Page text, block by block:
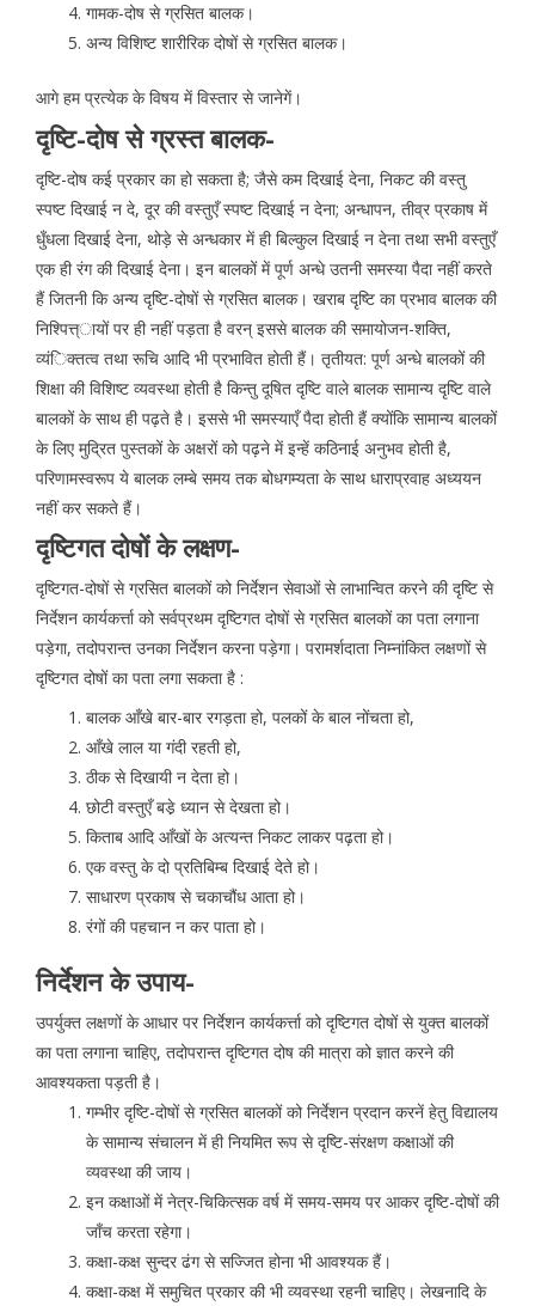
गामक-दोष से ग्रसित बालक।
अन्य विशिष्ट शारीरिक दोषों से ग्रसित बालक।
आगे हम प्रत्येक के विषय में विस्तार से जानेगें।
दृष्टि-दोष से ग्रस्त बालक-
दृष्टि-दोष कई प्रकार का हो सकता है; जैसे कम दिखाई देना, निकट की वस्तु
स्पष्ट दिखाई न दे, दूर की वस्तुएँ स्पष्ट दिखाई न देना; अन्धापन, तीव्र प्रकाष में
धुँधला दिखाई देना, थोड़े से अन्धकार में ही बिल्कुल दिखाई न देना तथा सभी वस्तुएँ
एक ही रंग की दिखाई देना। इन बालकों में पूर्ण अन्धे उतनी समस्या पैदा नहीं करते
हैं जितनी कि अन्य दृष्टि-दोषों से ग्रसित बालक। खराब दृष्टि का प्रभाव बालक की
निश्पित्त्ायों पर ही नहीं पड़ता है वरन् इससे बालक की समायोजन-शक्ति,
व्यंिक्तत्व तथा रूचि आदि भी प्रभावित होती हैं। तृतीयत: पूर्ण अन्धे बालकों की
शिक्षा की विशिष्ट व्यवस्था होती है किन्तु दूषित दृष्टि वाले बालक सामान्य दृष्टि वाले
बालकों के साथ ही पढ़ते है। इससे भी समस्याएँ पैदा होती हैं क्योंकि सामान्य बालकों
के लिए मुद्रित पुस्तकों के अक्षरों को पढ़ने में इन्हें कठिनाई अनुभव होती है,
परिणामस्वरूप ये बालक लम्बे समय तक बोधगम्यता के साथ धाराप्रवाह अध्ययन
नहीं कर सकते हैं।
दृष्टिगत दोषों के लक्षण-
दृष्टिगत-दोषों से ग्रसित बालकों को निर्देशन सेवाओं से लाभान्वित करने की दृष्टि से
निर्देशन कार्यकर्त्ता को सर्वप्रथम दृष्टिगत दोषों से ग्रसित बालकों का पता लगाना
पड़ेगा, तदोपरान्त उनका निर्देशन करना पड़ेगा। परामर्शदाता निम्नांकित लक्षणों से
दृष्टिगत दोषों का पता लगा सकता है :
बालक आँखे बार-बार रगड़ता हो, पलकों के बाल नोंचता हो,
आँखे लाल या गंदी रहती हो,
ठीक से दिखायी न देता हो।
छोटी वस्तुएँ बडे़ ध्यान से देखता हो।
किताब आदि आँखों के अत्यन्त निकट लाकर पढ़ता हो।
एक वस्तु के दो प्रतिबिम्ब दिखाई देते हो।
साधारण प्रकाष से चकाचौंध आता हो।
रंगों की पहचान न कर पाता हो।
निर्देशन के उपाय-
उपर्युक्त लक्षणों के आधार पर निर्देशन कार्यकर्त्ता को दृष्टिगत दोषों से युक्त बालकों
का पता लगाना चाहिए, तदोपरान्त दृष्टिगत दोष की मात्रा को ज्ञात करने की
आवश्यकता पड़ती है।
गम्भीर दृष्टि-दोषों से ग्रसित बालकों को निर्देशन प्रदान करनें हेतु विद्यालय
के सामान्य संचालन में ही नियमित रूप से दृष्टि-संरक्षण कक्षाओं की
व्यवस्था की जाय।
इन कक्षाओं में नेत्र-चिकित्सक वर्ष में समय-समय पर आकर दृष्टि-दोषों की
जाँच करता रहेगा।
कक्षा-कक्ष सुन्दर ढंग से सज्जित होना भी आवश्यक हैं।
कक्षा-कक्ष में समुचित प्रकार की भी व्यवस्था रहनी चाहिए। लेखनादि के